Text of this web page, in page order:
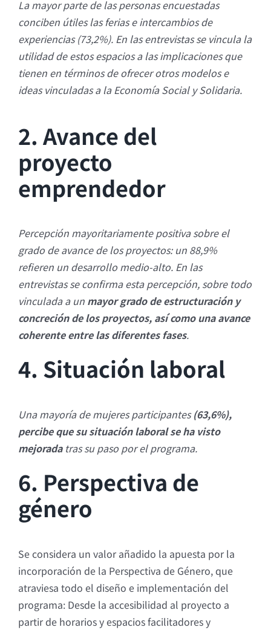
La mayor parte de las personas encuestadas
conciben útiles las ferias e intercambios de
experiencias (73,2%). En las entrevistas se vincula la
utilidad de estos espacios a las implicaciones que
tienen en términos de ofrecer otros modelos e
ideas vinculadas a la Economía Social y Solidaria.
2. Avance del
proyecto
emprendedor
Percepción mayoritariamente positiva sobre el
grado de avance de los proyectos: un 88,9%
refieren un desarrollo medio-alto. En las
entrevistas se confirma esta percepción, sobre todo
vinculada a un mayor grado de estructuración y
concreción de losproyectos, así como una avance
coherente entre las diferentes fases.
4. Situación laboral
Una mayoría de mujeres participantes(63,6%),
percibe que su situación laboral se ha visto
mejorada tras su paso por el programa.
6. Perspectiva de
género
Se considera un valor añadido la apuesta por la
incorporación de la Perspectiva de Género, que
atraviesa todo el diseño e implementación del
programa: Desde la accesibilidad al proyecto a
partir de horarios y espacios facilitadores y